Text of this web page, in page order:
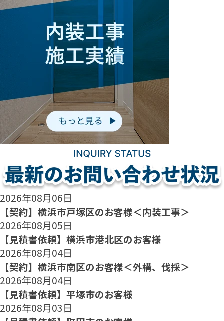
2026年08月06日
【契約】横浜市戸塚区のお客様＜内装工事＞
2026年08月05日
【見積書依頼】横浜市港北区のお客様
2026年08月04日
【契約】横浜市南区のお客様＜外構、伐採＞
2026年08月04日
【見積書依頼】平塚市のお客様
2026年08月03日